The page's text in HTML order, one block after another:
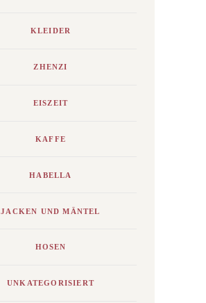
KLEIDER
ZHENZI
EISZEIT
KAFFE
HABELLA
JACKEN UND MÄNTEL
HOSEN
UNKATEGORISIERT